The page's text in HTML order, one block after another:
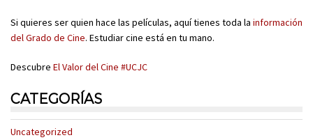
Si quieres ser quien hace las películas, aquí tienes toda la información
del Grado de Cine. Estudiar cine está en tu mano.
Descubre El Valor del Cine #UCJC
CATEGORÍAS
Uncategorized